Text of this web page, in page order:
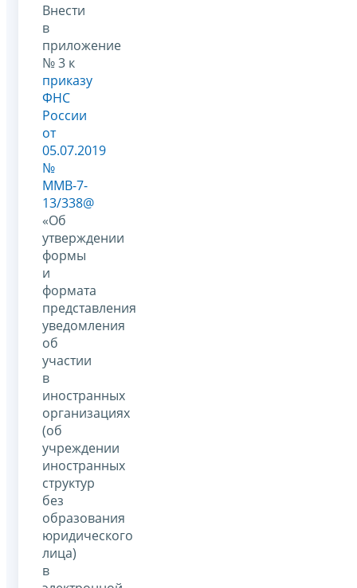
Внести
в
приложение
№ 3 к
приказу
ФНС
России
от
05.07.2019
№
ММВ-7-
13/338@
«Об
утверждении
формы
и
формата
представления
уведомления
об
участии
в
иностранных
организациях
(об
учреждении
иностранных
структур
без
образования
юридического
лица)
в